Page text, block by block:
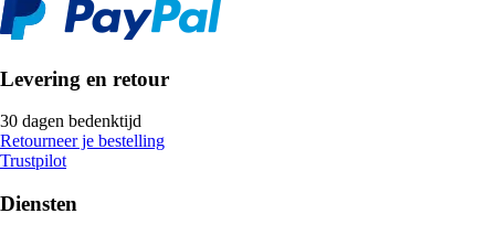
Levering en retour
30 dagen bedenktijd
Retourneer je bestelling
Trustpilot
Diensten